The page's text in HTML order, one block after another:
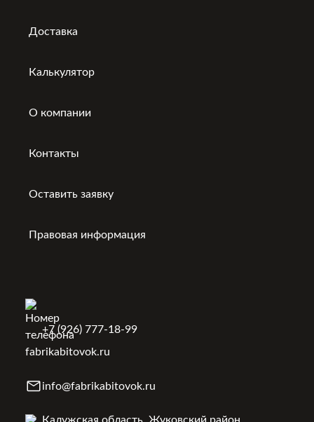
Доставка
Калькулятор
О компании
Контакты
Оставить заявку
Правовая информация
+7 (926) 777-18-99
info@fabrikabitovok.ru